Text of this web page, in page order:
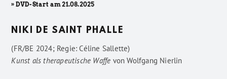
» DVD-Start am 21.08.2025
NIKI DE SAINT PHALLE
(FR/BE 2024; Regie: Céline Sallette)
Kunst als therapeutische Waffe vonWolfgang Nierlin